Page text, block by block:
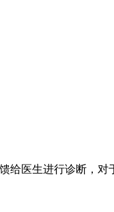
给医生进行诊断，